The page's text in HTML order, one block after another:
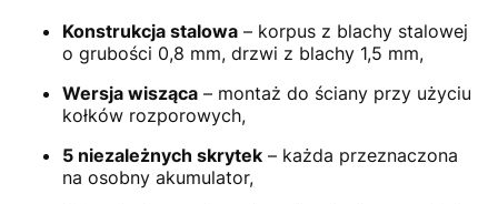
Konstrukcja stalowa – korpus z blachy stalowej
o grubości 0,8 mm, drzwi z blachy 1,5 mm,
Wersja wisząca – montaż do ściany przy użyciu
kołków rozporowych,
5 niezależnych skrytek – każda przeznaczona
na osobny akumulator,